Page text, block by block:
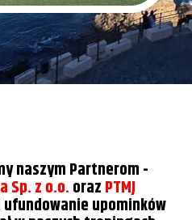
naszym Partnerom -
Sp. z o.o.orazPTMJ
upominków